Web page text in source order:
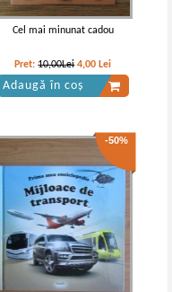
Cel mai minunat cadou
Pret:10,00Lei 4,00 Lei
Adaugă în coș
-50%